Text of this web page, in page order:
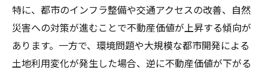
特に、都市のインフラ整備や交通アクセスの改善、自然
災害への対策が進むことで不動産価値が上昇する傾向が
あります。一方で、環境問題や大規模な都市開発による
土地利用変化が発生した場合、逆に不動産価値が下がる